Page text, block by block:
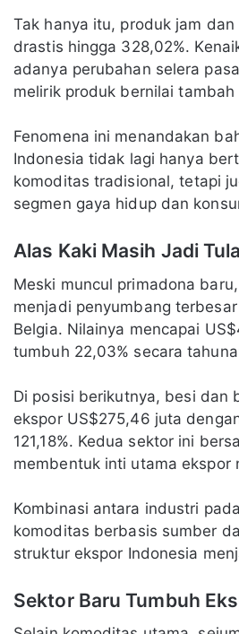
Tak hanya itu, produk jam
drastis hingga 328,02%.
adanya perubahan selera
melirik produk bernilai
Fenomena ini menandakan
Indonesia tidak lagi hanya
komoditas tradisional, tetapi
segmen gaya hidup dan
Alas Kaki Masih Jadi
Meski muncul primadona
menjadi penyumbang
Belgia. Nilainya mencapai
tumbuh 22,03% secara
Di posisi berikutnya, besi dan
ekspor US$275,46 juta
121,18%. Kedua sektor ini
membentuk inti utama ekspor
Kombinasi antara industri
komoditas berbasis sumber
struktur ekspor Indonesia
Sektor Baru Tumbuh